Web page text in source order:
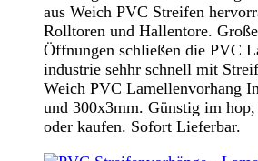
aus Weich PVC Streifen
Rolltoren und Hallentore.
Öffnungen schließen die PVC
industrie sehhr schnell mit
Weich PVC Lamellenvorhang
und 300x3mm. Günstig im
oder kaufen. Sofort Lieferbar.